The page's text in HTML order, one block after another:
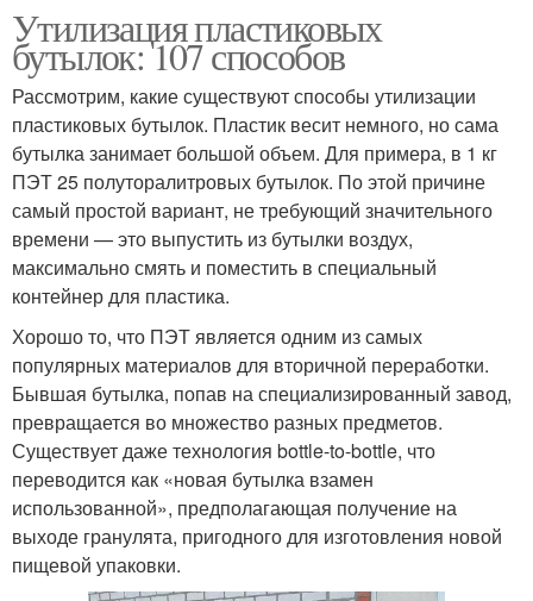
Утилизация пластиковых
бутылок: 107 способов
Рассмотрим, какие существуют способы утилизации
пластиковых бутылок. Пластик весит немного, но сама
бутылка занимает большой объем. Для примера, в 1 кг
ПЭТ 25 полуторалитровых бутылок. По этой причине
самый простой вариант, не требующий значительного
времени — это выпустить из бутылки воздух,
максимально смять и поместить в специальный
контейнер для пластика.
Хорошо то, что ПЭТ является одним из самых
популярных материалов для вторичной переработки.
Бывшая бутылка, попав на специализированный завод,
превращается во множество разных предметов.
Существует даже технология bottle-to-bottle, что
переводится как «новая бутылка взамен
использованной», предполагающая получение на
выходе гранулята, пригодного для изготовления новой
пищевой упаковки.